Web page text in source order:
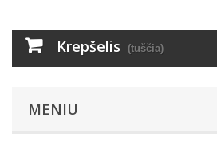
Krepšelis (tuščia)
MENIU